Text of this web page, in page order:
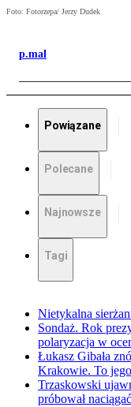
Foto: Fotorzepa/ Jerzy Dudek
p.mal
Powiązane
Polecane
Najnowsze
Tagi
Nietykalna
Sondaż. Rok
polaryzacja w
Łukasz Gibała
Krakowie. To
Trzaskowski
próbował